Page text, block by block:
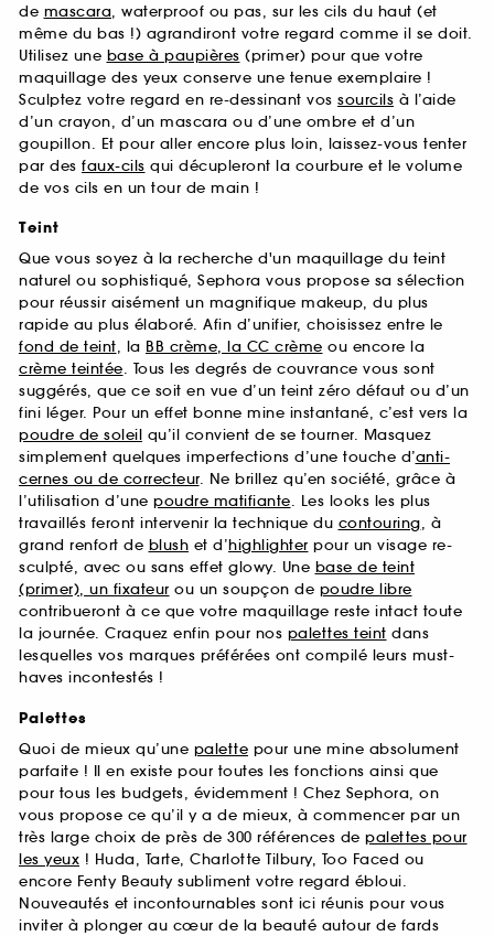
de mascara, waterproof ou pas, sur les cils du haut (et
même du bas !) agrandiront votre regard comme il se doit.
Utilisez une base à paupières (primer) pour que votre
maquillage des yeux conserve une tenue exemplaire !
Sculptez votre regard en re-dessinant vos sourcils à l’aide
d’un crayon, d’un mascara ou d’une ombre et d’un
goupillon. Et pour aller encore plus loin, laissez-vous tenter
par des faux-cils qui décupleront la courbure et le volume
de vos cils en un tour de main !
Teint
Que vous soyez à la recherche d'un maquillage du teint
naturel ou sophistiqué, Sephora vous propose sa sélection
pour réussir aisément un magnifique makeup, du plus
rapide au plus élaboré. Afin d’unifier, choisissez entre le
fond de teint, la BB crème, la CC crème ou encore la
crème teintée. Tous les degrés de couvrance vous sont
suggérés, que ce soit en vue d’un teint zéro défaut ou d’un
fini léger. Pour un effet bonne mine instantané, c’est vers la
poudre de soleil qu’il convient de se tourner. Masquez
simplement quelques imperfections d’une touche d’anti-
cernes ou de correcteur. Ne brillez qu’en société, grâce à
l’utilisation d’une poudre matifiante. Les looks les plus
travaillés feront intervenir la technique du contouring, à
grand renfort de blush et d’highlighter pour un visage re-
sculpté, avec ou sans effet glowy. Une base de teint
(primer), un fixateur ou un soupçon de poudre libre
contribueront à ce que votre maquillage reste intact toute
la journée. Craquez enfin pour nos palettes teint dans
lesquelles vos marques préférées ont compilé leurs must-
haves incontestés !
Palettes
Quoi de mieux qu’une palette pour une mine absolument
parfaite ! Il en existe pour toutes les fonctions ainsi que
pour tous les budgets, évidemment ! Chez Sephora, on
vous propose ce qu’il y a de mieux, à commencer par un
très large choix de près de 300 références de palettes pour
les yeux ! Huda, Tarte, Charlotte Tilbury, Too Faced ou
encore Fenty Beauty subliment votre regard ébloui.
Nouveautés et incontournables sont ici réunis pour vous
inviter à plonger au cœur de la beauté autour de fards